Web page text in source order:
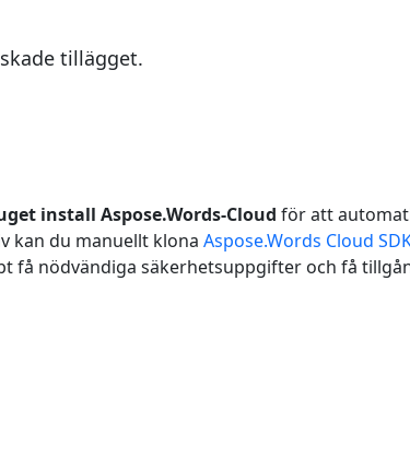
tillägget.
install Aspose.Words-Cloud för att
kan du manuellt klona Aspose.Words Cloud
få nödvändiga säkerhetsuppgifter och få